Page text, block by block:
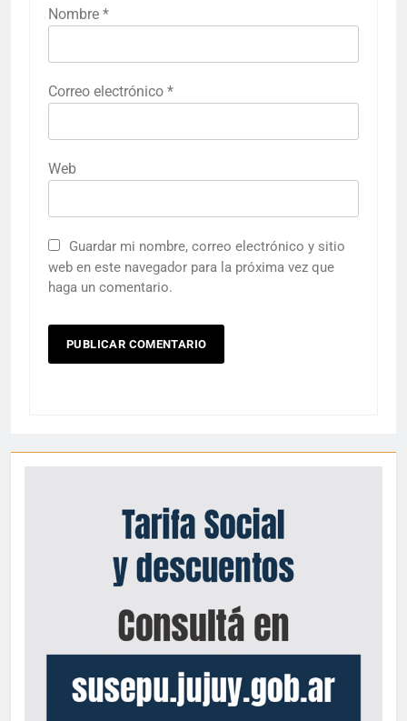
Nombre *
Correo electrónico *
Web
Guardar mi nombre, correo electrónico y sitio
web en este navegador para la próxima vez que
haga un comentario.